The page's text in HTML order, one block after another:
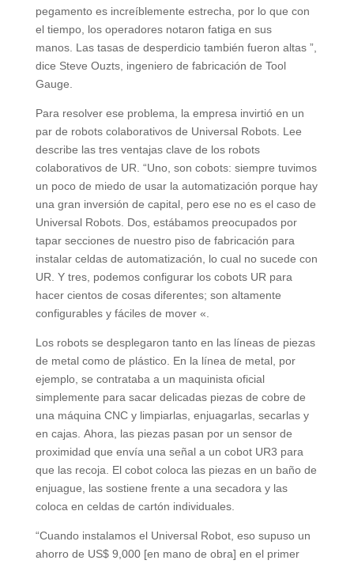
pegamento es increíblemente estrecha, por lo que con
el tiempo, los operadores notaron fatiga en sus
manos. Las tasas de desperdicio también fueron altas ”,
dice Steve Ouzts, ingeniero de fabricación de Tool
Gauge.
Para resolver ese problema, la empresa invirtió en un
par de robots colaborativos de Universal Robots. Lee
describe las tres ventajas clave de los robots
colaborativos de UR. “Uno, son cobots: siempre tuvimos
un poco de miedo de usar la automatización porque hay
una gran inversión de capital, pero ese no es el caso de
Universal Robots. Dos, estábamos preocupados por
tapar secciones de nuestro piso de fabricación para
instalar celdas de automatización, lo cual no sucede con
UR. Y tres, podemos configurar los cobots UR para
hacer cientos de cosas diferentes; son altamente
configurables y fáciles de mover «.
Los robots se desplegaron tanto en las líneas de piezas
de metal como de plástico. En la línea de metal, por
ejemplo, se contrataba a un maquinista oficial
simplemente para sacar delicadas piezas de cobre de
una máquina CNC y limpiarlas, enjuagarlas, secarlas y
en cajas. Ahora, las piezas pasan por un sensor de
proximidad que envía una señal a un cobot UR3 para
que las recoja. El cobot coloca las piezas en un baño de
enjuague, las sostiene frente a una secadora y las
coloca en celdas de cartón individuales.
“Cuando instalamos el Universal Robot, eso supuso un
ahorro de US$ 9,000 [en mano de obra] en el primer